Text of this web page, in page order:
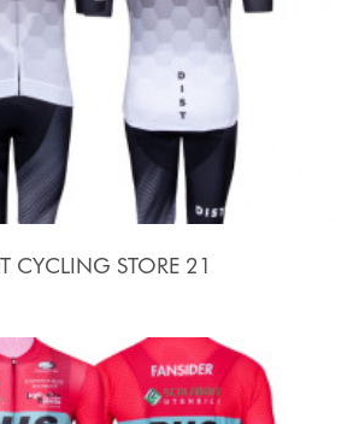
CYCLING STORE 21